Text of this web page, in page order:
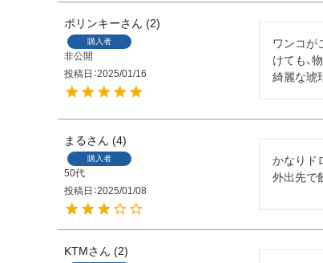
ポリンキー 2
購入者
非公開
投稿日 2025/01/16
ワンコが
けても、
綺麗な琥
まる 4
購入者
50代
投稿日 2025/01/08
かなりド
外出先で
KTM 2